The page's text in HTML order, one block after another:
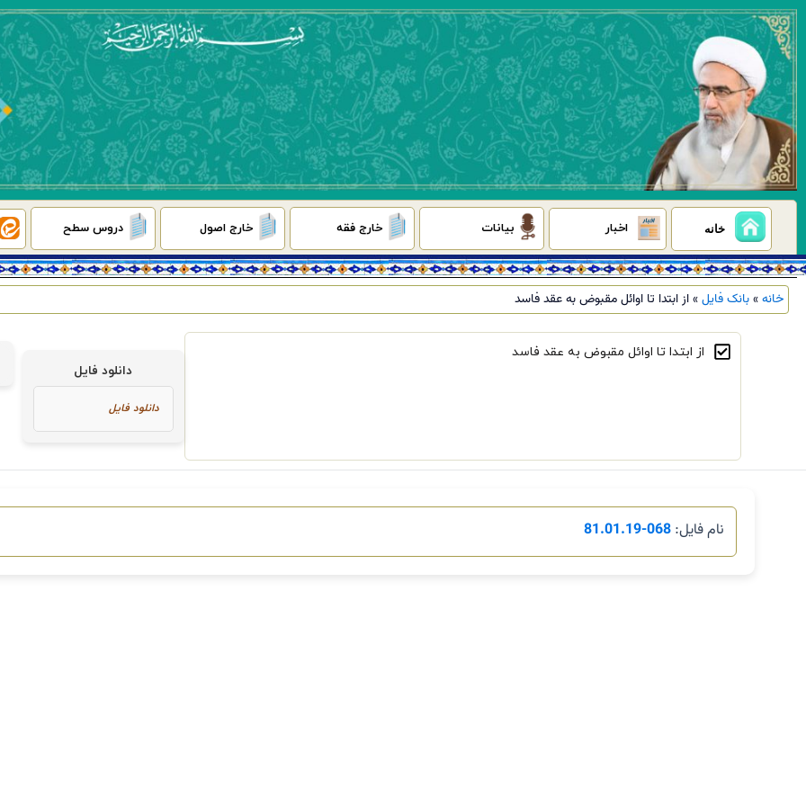
پرش
محتوا
خانه اخبار بیانات خارج فقه خارج اصول دروس سطح
خانه»بانک فایل»از ابتدا تا اوائل مقبوض به عقد فاسد
از ابتدا تا اوائل مقبوض به عقد فاسد
دانلود فایل
نام فایل: 068-81.01.19